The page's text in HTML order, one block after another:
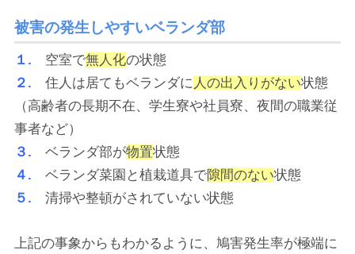
被害の発生しやすいベランダ部
１. 空室で無人化の状態
２. 住人は居てもベランダに 人の出入りがない状態
（高齢者の長期不在、学生寮や社員寮、夜間の職業従
事者など）
３. ベランダ部が物置状態
４. ベランダ菜園と植栽道具で隙間のない状態
５. 清掃や整頓がされていない状態
上記の事象からもわかるように、鳩害発生率が極端に